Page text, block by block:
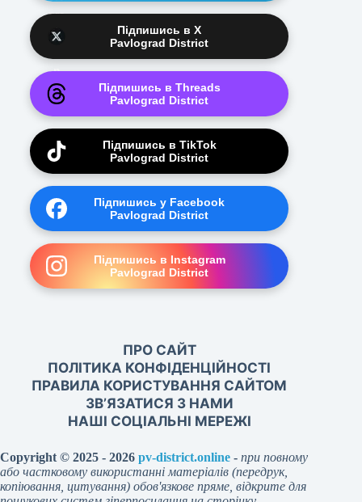
Підпишись в X
Pavlograd District
Підпишись в Threads
Pavlograd District
Підпишись в TikTok
Pavlograd District
Підпишись у Facebook
Pavlograd District
Підпишись в Instagram
Pavlograd District
ПРО САЙТ
ПОЛІТИКА КОНФІДЕНЦІЙНОСТІ
ПРАВИЛА КОРИСТУВАННЯ САЙТОМ
ЗВ’ЯЗАТИСЯ З НАМИ
НАШІ СОЦІАЛЬНІ МЕРЕЖІ
Copyright © 2025 - 2026 pv-district.online - при повному
або частковому використанні матеріалів (передрук,
копіювання, цитування) обов'язкове пряме, відкрите для